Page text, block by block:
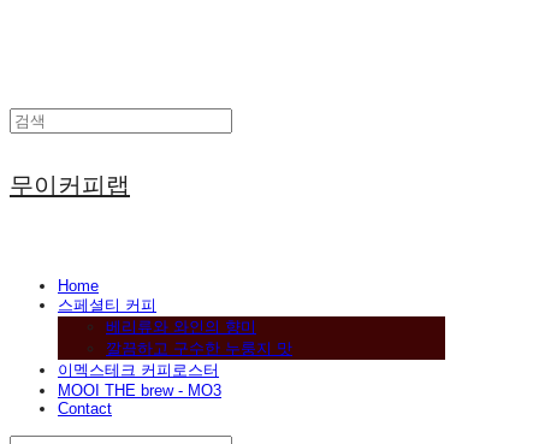
무이커피랩
Home
스페셜티 커피
베리류와 와인의 향미
깔끔하고 구수한 누룽지 맛
이멕스테크 커피로스터
MOOI THE brew - MO3
Contact